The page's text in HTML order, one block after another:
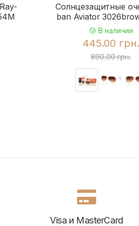
Солнцезащитные
ban Aviator
В наличии
445.00 грн.
890.00 грн.
Visa и MasterCard